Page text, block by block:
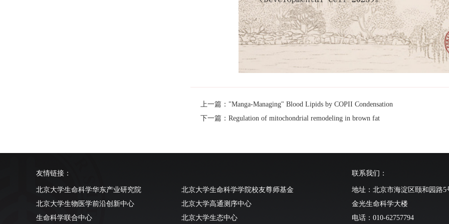
上一篇："Manga-Managing" Blood Lipids by COPII Condensation
下一篇：Regulation of mitochondrial remodeling in brown fat
友情链接：
北京大学生命科学华东产业研究院
北京大学生命科学学院校友尊师基金
北京大学生物医学前沿创新中心
北京大学高通测序中心
生命科学联合中心
北京大学生态中心
联系我们：
地址：北京市海淀区颐和园路5
金光生命科学大楼
电话：010-62757794